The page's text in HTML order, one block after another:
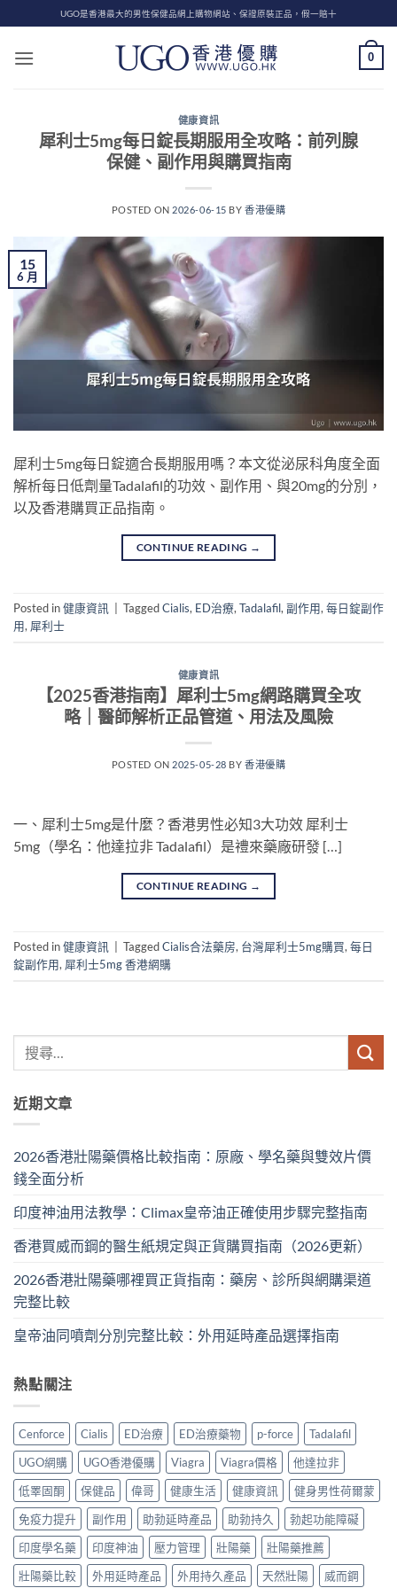
to
content
UGO是香港最大的男性保健品網上購物網站、保證原裝正品，假一賠十
0
健康資訊
犀利士5mg每日錠長期服用全攻略：前列腺
保健、副作用與購買指南
POSTED ON 2026-06-15 BY香港優購
15
6 月
犀利士5mg每日錠適合長期服用嗎？本文從泌尿科角度全面
解析每日低劑量Tadalafil的功效、副作用、與20mg的分別，
以及香港購買正品指南。
CONTINUE READING →
Posted in健康資訊 TaggedCialis, ED治療,Tadalafil,副作用,每日錠副作
用, 犀利士
健康資訊
【2025香港指南】犀利士5mg網路購買全攻
略｜醫師解析正品管道、用法及風險
POSTED ON 2025-05-28 BY香港優購
一、犀利士5mg是什麼？香港男性必知3大功效 犀利士
5mg（學名：他達拉非 Tadalafil）是禮來藥廠研發 […]
CONTINUE READING →
Posted in健康資訊 TaggedCialis合法藥房, 台灣犀利士5mg購買, 每日
錠副作用, 犀利士5mg 香港網購
近期文章
2026香港壯陽藥價格比較指南：原廠、學名藥與雙效片價
錢全面分析
印度神油用法教學：Climax皇帝油正確使用步驟完整指南
香港買威而鋼的醫生紙規定與正貨購買指南（2026更新）
2026香港壯陽藥哪裡買正貨指南：藥房、診所與網購渠道
完整比較
皇帝油同噴劑分別完整比較：外用延時產品選擇指南
熱點關注
Cenforce Cialis ED治療 ED治療藥物 p-force
Tadalafil
UGO網購
UGO香港優購 Viagra Viagra價格
他達拉非
低睪固酮
保健品 偉哥 健康生活 健康資訊
健身男性荷爾蒙
免疫力提升
副作用 助勃延時產品 助勃持久
勃起功能障礙
印度學名藥
印度神油 壓力管理 壯陽藥
壯陽藥推薦
壯陽藥比較
外用延時產品 外用持久產品 天然壯陽 威而鋼